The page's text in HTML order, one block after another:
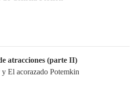
atracciones (parte II)
El acorazado Potemkin